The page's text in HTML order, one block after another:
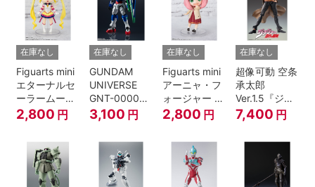
在庫なし
Figuarts mini
エターナルセ
ーラームーン-
Cosmos
edition-『美
ラームーン
Cosmos』
2,800 円
在庫なし
GUNDAM
UNIVERSE
GNT-0000
00 QAN[T]
3,100 円
在庫なし
Figuarts mini
アーニャ・フ
ォージャー -
おでけけこー
で-
2,800 円
在庫なし
超像可動 空条
承太郎
Ver.1.5『ジョ
ジョの奇妙な
冒険 第3部』
7,400 円